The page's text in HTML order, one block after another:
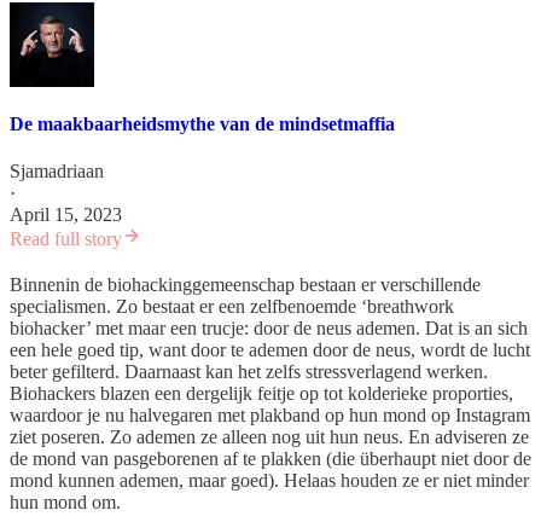
De maakbaarheidsmythe van de mindsetmaffia
Sjamadriaan
·
April 15, 2023
Read full story
Binnenin de biohackinggemeenschap bestaan er verschillende
specialismen. Zo bestaat er een zelfbenoemde ‘breathwork
biohacker’ met maar een trucje: door de neus ademen. Dat is an sich
een hele goed tip, want door te ademen door de neus, wordt de lucht
beter gefilterd. Daarnaast kan het zelfs stressverlagend werken.
Biohackers blazen een dergelijk feitje op tot kolderieke proporties,
waardoor je nu halvegaren met plakband op hun mond op Instagram
ziet poseren. Zo ademen ze alleen nog uit hun neus. En adviseren ze
de mond van pasgeborenen af te plakken (die überhaupt niet door de
mond kunnen ademen, maar goed). Helaas houden ze er niet minder
hun mond om.